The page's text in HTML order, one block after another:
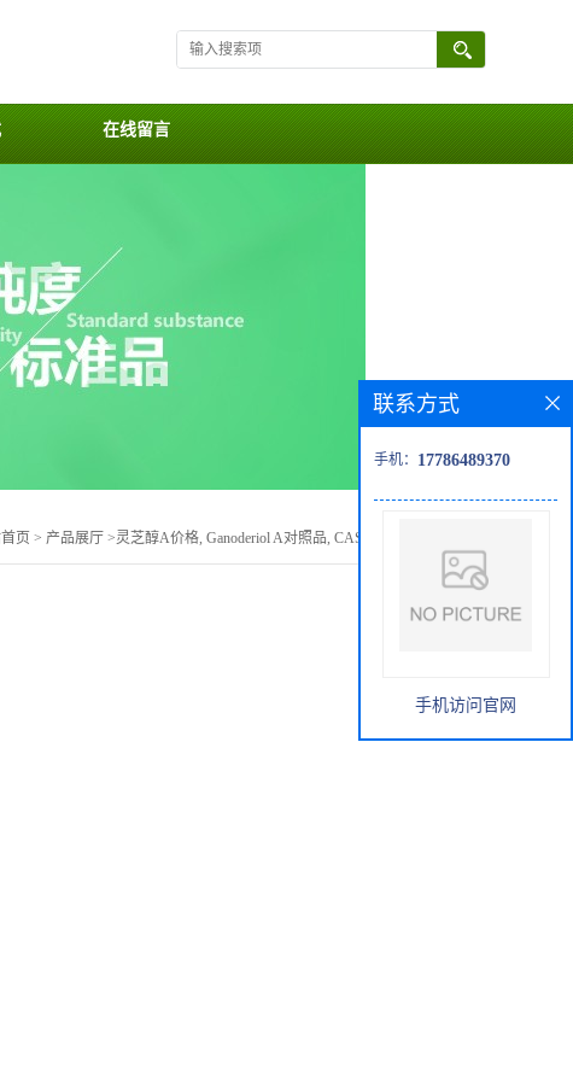
在线留言
页 > 产品展厅 >灵芝醇A价格, Ganoderiol A对照品, CAS号:106518-61-0
联系方式
手机： 17786489370
手机访问官网